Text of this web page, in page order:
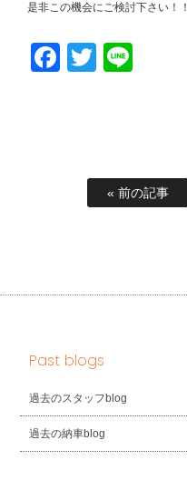
是非この機会にご検討下さい！！
Facebook
Twitter
« 前の記事
Past blogs
過去のスタッフblog
過去の納車blog